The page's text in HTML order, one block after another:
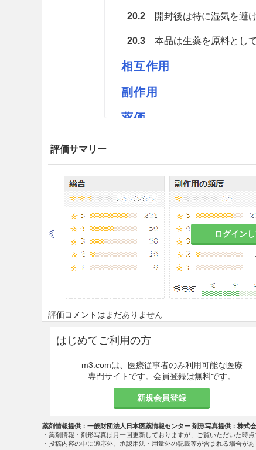
20.2開封後は特に湿気を避け
20.3本品は生薬を原料として
相互作用
副作用
薬価
評価サマリー
ログイン
評価コメントはまだありません
はじめてご利用の方
m3.comは、医療従事者のみ利用可能な医療
専門サイトです。会員登録は無料です。
新規会員登録
薬剤情報提供：一般財団法人日本医薬情報センター 剤形写真提供：株式
・薬剤情報・剤形写真は月一回更新しておりますが、ご覧いただいた時
・投稿内容の中に適応外、承認用法・用量外の記載等が含まれる場合が